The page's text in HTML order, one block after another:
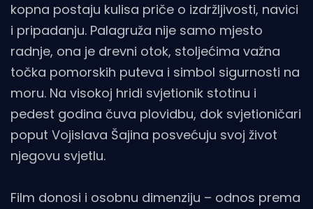
kopna postaju kulisa priče o izdržljivosti, navici
i pripadanju. Palagruža nije samo mjesto
radnje, ona je drevni otok, stoljećima važna
točka pomorskih puteva i simbol sigurnosti na
moru. Na visokoj hridi svjetionik stotinu i
pedest godina čuva plovidbu, dok svjetioničari
poput Vojislava Šajina posvećuju svoj život
njegovu svjetlu.
Film donosi i osobnu dimenziju – odnos prema